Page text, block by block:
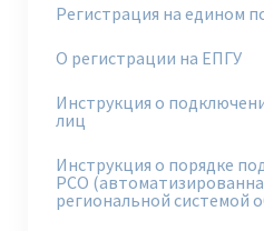
Регистрация на едином
О регистрации на ЕПГУ
Инструкция о
лиц
Инструкция о порядке
РСО
региональной системой